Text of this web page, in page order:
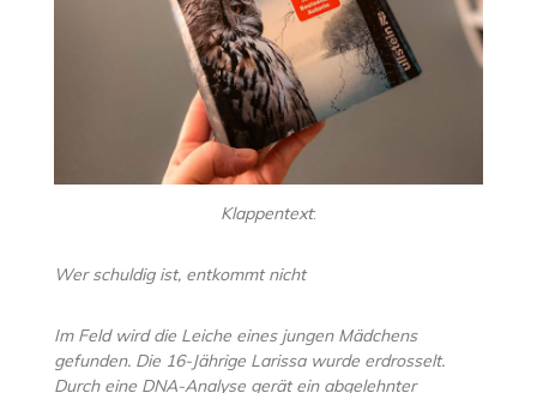
Klappentext:
Wer schuldig ist, entkommt nicht
Im Feld wird die Leiche eines jungen Mädchens
gefunden. Die 16-Jährige Larissa wurde erdrosselt.
Durch eine DNA-Analyse gerät ein abgelehnter